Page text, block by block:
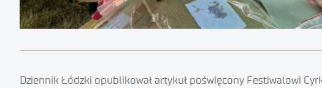
Dziennik Łódzki opublikował artykuł poświęcony Festiwalowi